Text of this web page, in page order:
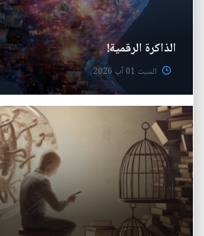
الذاكرة الرقمية!
السبت 01 آب 2026